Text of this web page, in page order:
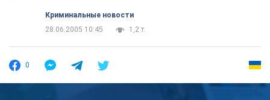
Криминальные новости
28.06.2005 10:45
1,2 т.
0